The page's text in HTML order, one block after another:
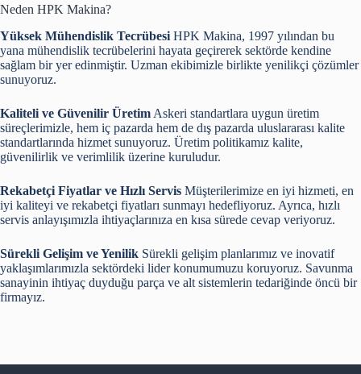
Neden HPK Makina?
Yüksek Mühendislik Tecrübesi HPK Makina, 1997 yılından bu
yana mühendislik tecrübelerini hayata geçirerek sektörde kendine
sağlam bir yer edinmiştir. Uzman ekibimizle birlikte yenilikçi çözümler
sunuyoruz.
Kaliteli ve Güvenilir Üretim Askeri standartlara uygun üretim
süreçlerimizle, hem iç pazarda hem de dış pazarda uluslararası kalite
standartlarında hizmet sunuyoruz. Üretim politikamız kalite,
güvenilirlik ve verimlilik üzerine kuruludur.
Rekabetçi Fiyatlar ve Hızlı Servis Müşterilerimize en iyi hizmeti, en
iyi kaliteyi ve rekabetçi fiyatları sunmayı hedefliyoruz. Ayrıca, hızlı
servis anlayışımızla ihtiyaçlarınıza en kısa sürede cevap veriyoruz.
Sürekli Gelişim ve Yenilik Sürekli gelişim planlarımız ve inovatif
yaklaşımlarımızla sektördeki lider konumumuzu koruyoruz. Savunma
sanayinin ihtiyaç duyduğu parça ve alt sistemlerin tedariğinde öncü bir
firmayız.